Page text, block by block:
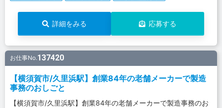
詳細をみる 応募する
お仕事No.137420
【横須賀市/久里浜駅】創業84年の老舗メーカーで製造
事務のおしごと
【横須賀市/久里浜駅】創業84年の老舗メーカーで製造事務のお